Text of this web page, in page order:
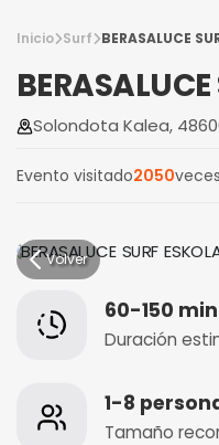
Inicio Surf BERASALUCE
Solondota Kalea,
Evento visitado2050veces
Volver
60-150
Duración
1-8
Tamaño